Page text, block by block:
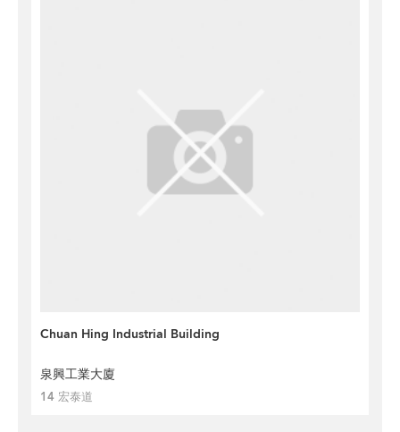
Chuan Hing Industrial Building
泉興工業大廈
14 宏泰道